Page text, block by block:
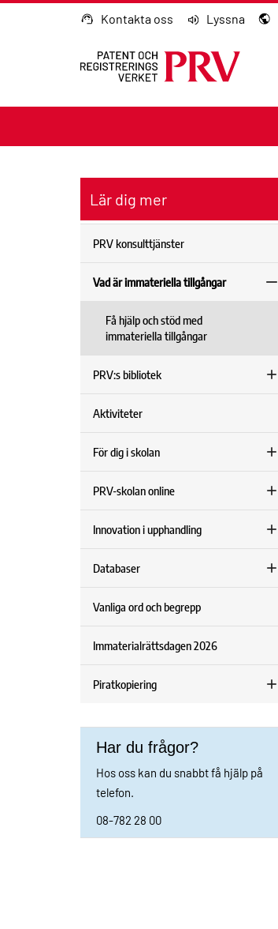
Gå till innehållet Kontakta oss Lyssna
Lär dig mer
PRV konsulttjänster
Vad är immateriella tillgångar
Få hjälp och stöd med
immateriella tillgångar
PRV:s bibliotek
Aktiviteter
För dig i skolan
PRV-skolan online
Innovation i upphandling
Databaser
Vanliga ord och begrepp
Immaterialrättsdagen 2026
Piratkopiering
Har du frågor?
Hos oss kan du snabbt få hjälp på
telefon.
08-782 28 00